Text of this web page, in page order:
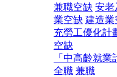
兼職空缺 安老
業空缺 建造業
充勞工優化計
空缺
「中高齡就
全職 兼職